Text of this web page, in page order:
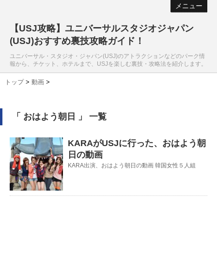
メニュー
【USJ攻略】ユニバーサルスタジオジャパン
(USJ)おすすめ裏技攻略ガイド！
ユニバーサル・スタジオ・ジャパン(USJ)のアトラクションなどのパーク情
報から、チケット、ホテルまで、USJを楽しむ裏技・攻略法を紹介します。
トップ > 動画 >
「 おはよう朝日 」 一覧
KARAがUSJに行った、おはよう朝
日の動画
KARA出演、おはよう朝日の動画 韓国女性５人組